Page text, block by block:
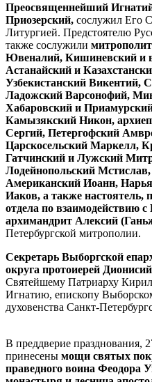
Преосвященнейший
Приозерский, сослужил Его
Литургией. Предстоятелю
также сослужили
Ювеналий, Кишиневский и
Астанайский и
Узбекистанский Викентий,
Ладожский Варсонофий,
Хабаровский и
Камызякский Никон,
Сергий, Петергофский
Царскосельский Маркелл,
Гатчинский и Лужский
Лодейнопольский
Американский Иоанн,
Иаков, а также настоятель,
отдела по взаимодействию
архимандрит Алексий
Петербургской митрополии.
Секретарь Выборгской
округа протоиерей
Святейшему Патриарху
Игнатию, епископу
духовенства Санкт-
В преддверие празднования,
принесены мощи святых
праведного воина Феодора